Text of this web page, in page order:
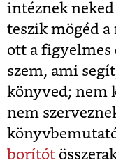
intéznek
teszik mögéd
ott a figyelmes
szem, ami
könyved; nem
nem
borítót